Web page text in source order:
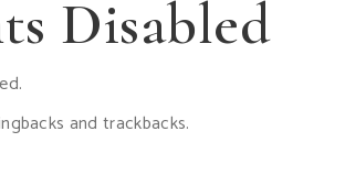
Disabled
and trackbacks.